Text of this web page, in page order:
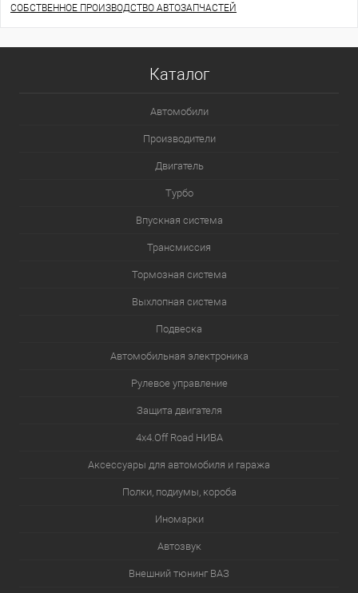
СОБСТВЕННОЕ ПРОИЗВОДСТВО АВТОЗАПЧАСТЕЙ
Каталог
Автомобили
Производители
Двигатель
Турбо
Впускная система
Трансмиссия
Тормозная система
Выхлопная система
Подвеска
Автомобильная электроника
Рулевое управление
Защита двигателя
4х4.Off Road НИВА
Аксессуары для автомобиля и гаража
Полки, подиумы, короба
Иномарки
Автозвук
Внешний тюнинг ВАЗ